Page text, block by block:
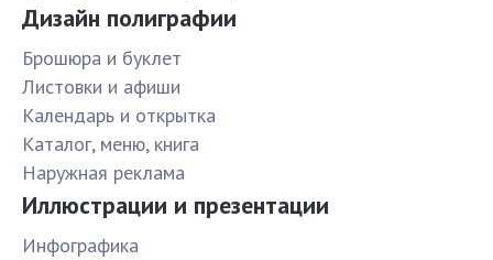
Дизайн полиграфии
Брошюра и буклет
Листовки и афиши
Календарь и открытка
Каталог, меню, книга
Наружная реклама
Иллюстрации и презентации
Инфографика